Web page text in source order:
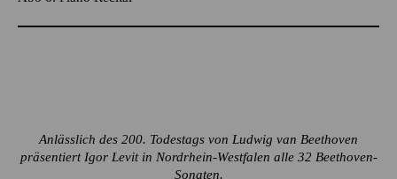
Anlässlich des 200. Todestags von Ludwig van Beethoven
präsentiert Igor Levit in Nordrhein-Westfalen alle 32 Beethoven-
Sonaten.